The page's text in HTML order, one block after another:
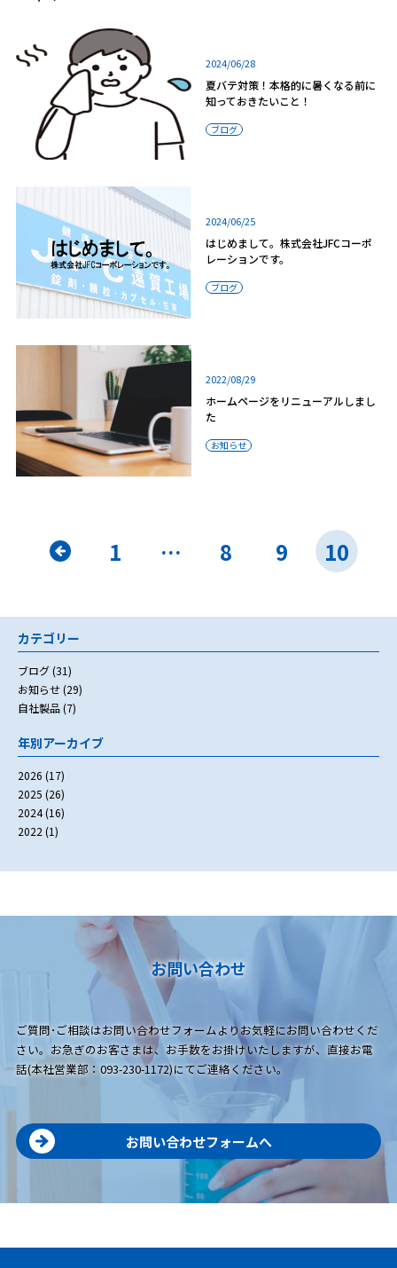
2024/06/28
夏バテ対策！本格的に暑くなる前に
知っておきたいこと！
ブログ
2024/06/25
はじめまして。株式会社JFCコーポ
レーションです。
ブログ
2022/08/29
ホームページをリニューアルしまし
た
お知らせ
1 … 8 9 10
カテゴリー
ブログ(31)
お知らせ(29)
自社製品(7)
年別アーカイブ
2026 (17)
2025 (26)
2024(16)
2022 (1)
お問い合わせ
ご質問･ご相談はお問い合わせフォームよりお気軽にお問い合わせくだ
さい。お急ぎのお客さまは、お手数をお掛けいたしますが、直接お電
話(本社営業部：093-230-1172)にてご連絡ください。
お問い合わせフォームへ